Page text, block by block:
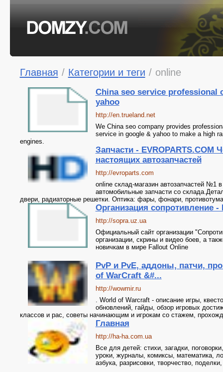
Главная / Категории и теги / online
China seo service professional
yahoo
http://en.trueland.net
We China seo company provides
service in google & yahoo to make a high
engines.
Запчасти - EVROPARTS.COM
настоящих автозапчастей
http://evroparts.com
online склад-магазин автозапчастей №1
автомобильные запчасти со
двери, радиаторные решетки. Оптика: фары, фонари,
Организация сопротивление
http://sopra.uz.ua
Официальный сайт организации
организации, скрины и видео боев, а
новичкам в мире Fallout Online
PvP и PvE, аддоны, патчи,
of WarCraft &#...
http://wowmir.ru
. World of Warcraft - описание игры,
обновлений, гайды, обзор игровых
классов и рас, советы начинающим и игрокам со стажем,
Главная
http://ha-ha.com.ua
Все для детей: стихи, загадки,
уроки, журналы, комиксы, математика,
азбука, разрисовки, творчество,